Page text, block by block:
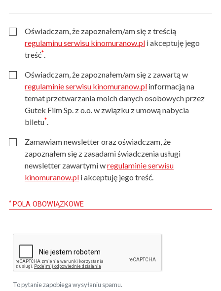
Oświadczam, że zapoznałem/am się z treścią
regulaminu serwisu kinomuranow.pl i akceptuję jego
treść*.
Oświadczam, że zapoznałem/am się z zawartą w
regulaminie serwisu kinomuranow.pl informacją na
temat przetwarzania moich danych osobowych przez
Gutek Film Sp. z o.o. w związku z umową nabycia
biletu*.
Zamawiam newsletter oraz oświadczam, że
zapoznałem się z zasadami świadczenia usługi
newsletter zawartymi wregulaminie serwisu
kinomuranow.pl i akceptuję jego treść.
* POLA OBOWIĄZKOWE
To pytanie zapobiega wysyłaniu spamu.